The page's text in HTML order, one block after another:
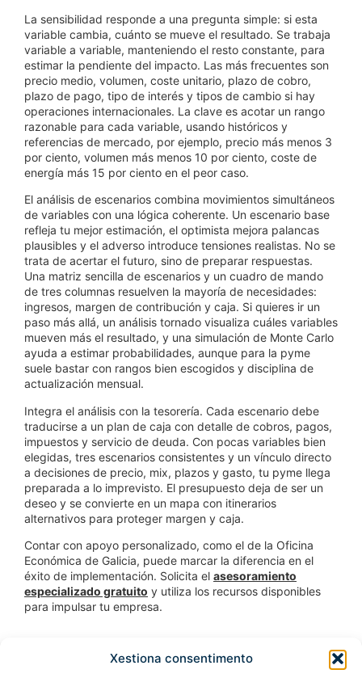
Xestiona consentimento
La sensibilidad responde a una pregunta simple: si esta
variable cambia, cuánto se mueve el resultado. Se trabaja
variable a variable, manteniendo el resto constante, para
estimar la pendiente del impacto. Las más frecuentes son
precio medio, volumen, coste unitario, plazo de cobro,
plazo de pago, tipo de interés y tipos de cambio si hay
operaciones internacionales. La clave es acotar un rango
razonable para cada variable, usando históricos y
referencias de mercado, por ejemplo, precio más menos 3
por ciento, volumen más menos 10 por ciento, coste de
energía más 15 por ciento en el peor caso.
El análisis de escenarios combina movimientos simultáneos
de variables con una lógica coherente. Un escenario base
refleja tu mejor estimación, el optimista mejora palancas
plausibles y el adverso introduce tensiones realistas. No se
trata de acertar el futuro, sino de preparar respuestas.
Una matriz sencilla de escenarios y un cuadro de mando
de tres columnas resuelven la mayoría de necesidades:
ingresos, margen de contribución y caja. Si quieres ir un
paso más allá, un análisis tornado visualiza cuáles variables
mueven más el resultado, y una simulación de Monte Carlo
ayuda a estimar probabilidades, aunque para la pyme
suele bastar con rangos bien escogidos y disciplina de
actualización mensual.
Integra el análisis con la tesorería. Cada escenario debe
traducirse a un plan de caja con detalle de cobros, pagos,
impuestos y servicio de deuda. Con pocas variables bien
elegidas, tres escenarios consistentes y un vínculo directo
a decisiones de precio, mix, plazos y gasto, tu pyme llega
preparada a lo imprevisto. El presupuesto deja de ser un
deseo y se convierte en un mapa con itinerarios
alternativos para proteger margen y caja.
Contar con apoyo personalizado, como el de la Oficina
Económica de Galicia, puede marcar la diferencia en el
éxito de implementación. Solicita el asesoramiento
especializado gratuito y utiliza los recursos disponibles
para impulsar tu empresa.